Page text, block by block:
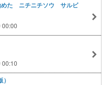
めた ニチニチソウ サルビ
00:00
00:10